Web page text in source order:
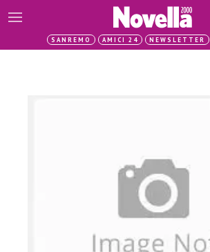
SANREMO AMICI 24 NEWSLETTER